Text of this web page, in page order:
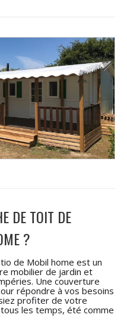
DE TOIT DE
?
de Mobil home est un
mobilier de jardin et
Une couverture
répondre à vos besoins
profiter de votre
les temps, été comme